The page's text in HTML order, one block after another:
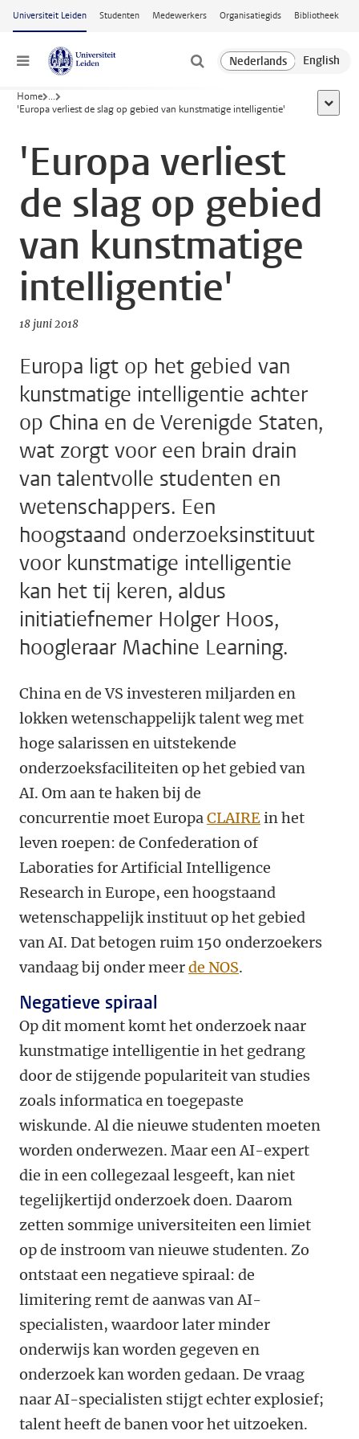
Ga naar hoofdinhoud
Universiteit Leiden Studenten Medewerkers Organisatiegids Bibliotheek
Menu
Home ...
'Europa verliest de slag op gebied van kunstmatige intelligentie'
toon
'Europa verliest
de slag op gebied
van kunstmatige
intelligentie'
18 juni 2018
Europa ligt op het gebied van
kunstmatige intelligentie achter
op China en de Verenigde Staten,
wat zorgt voor een brain drain
van talentvolle studenten en
wetenschappers. Een
hoogstaand onderzoeksinstituut
voor kunstmatige intelligentie
kan het tij keren, aldus
initiatiefnemer Holger Hoos,
hoogleraar Machine Learning.
China en de VS investeren miljarden en
lokken wetenschappelijk talent weg met
hoge salarissen en uitstekende
onderzoeksfaciliteiten op het gebied van
AI. Om aan te haken bij de
concurrentie moet EuropaCLAIREin het
leven roepen: de Confederation of
Laboraties for Artificial Intelligence
Research in Europe, een hoogstaand
wetenschappelijk instituut op het gebied
van AI. Dat betogen ruim 150 onderzoekers
vandaag bij onder meerde NOS.
Negatieve spiraal
Op dit moment komt het onderzoek naar
kunstmatige intelligentie in het gedrang
door de stijgende populariteit van studies
zoals informatica en toegepaste
wiskunde. Al die nieuwe studenten moeten
worden onderwezen. Maar een AI-expert
die in een collegezaal lesgeeft, kan niet
tegelijkertijd onderzoek doen. Daarom
zetten sommige universiteiten een limiet
op de instroom van nieuwe studenten. Zo
ontstaat een negatieve spiraal: de
limitering remt de aanwas van AI-
specialisten, waardoor later minder
onderwijs kan worden gegeven en
onderzoek kan worden gedaan. De vraag
naar AI-specialisten stijgt echter explosief;
talent heeft de banen voor het uitzoeken.